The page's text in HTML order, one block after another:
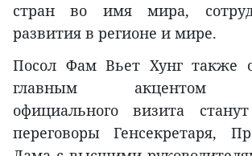
стран во имя мира,
развития в регионе и мире.
Посол Фам Вьет Хунг также
главным акцентом
официального визита
переговоры Генсекретаря,